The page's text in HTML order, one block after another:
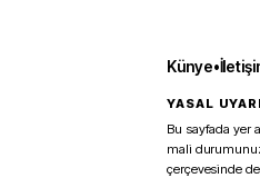
Künye•
YASAL
Bu sayfada yer
mali
çerçevesinde